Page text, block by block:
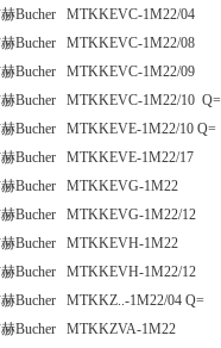
Bucher MTKKEVC-1M22/04
Bucher MTKKEVC-1M22/08
Bucher MTKKEVC-1M22/09
Bucher MTKKEVC-1M22/10 Q=
Bucher MTKKEVE-1M22/10 Q=
Bucher MTKKEVE-1M22/17
Bucher MTKKEVG-1M22
Bucher MTKKEVG-1M22/12
Bucher MTKKEVH-1M22
Bucher MTKKEVH-1M22/12
Bucher MTKKZ..-1M22/04 Q=
Bucher MTKKZVA-1M22